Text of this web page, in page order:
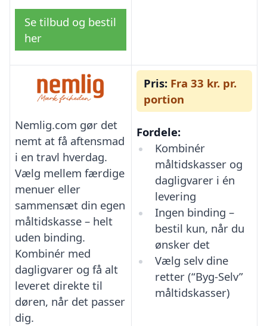
Se tilbud og bestil
her
Nemlig.com gør det
nemt at få aftensmad
i en travl hverdag.
Vælg mellem færdige
menuer eller
sammensæt din egen
måltidskasse – helt
uden binding.
Kombinér med
dagligvarer og få alt
leveret direkte til
døren, når det passer
dig.
Pris: Fra 33 kr. pr.
portion
Fordele:
Kombinér
måltidskasser og
dagligvarer i én
levering
Ingen binding –
bestil kun, når du
ønsker det
Vælg selv dine
retter (“Byg-Selv”
måltidskasser)